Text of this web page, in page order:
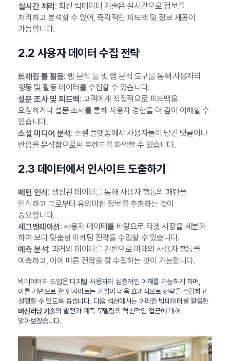
실시간 처리 : 최신 빅데이터 기술은 실시간으로 정보를
처리하고 분석할 수 있어, 즉각적인 피드백 및 정보 제공이
가능합니다.
2.2 사용자 데이터 수집 전략
트래킹 툴 활용: 웹 분석 툴 및 앱 분석 도구를 통해 사용자의
행동 및 활동 데이터를 수집할 수 있습니다.
설문 조사 및 피드백: 고객에게 직접적으로 피드백을
요청하거나 설문 조사를 통해 사용자 경험을 더 깊이 이해할 수
있습니다.
소셜 미디어 분석: 소셜 플랫폼에서 사용자들이 남긴 댓글이나
반응을 분석함으로써 트렌드를 파악할 수 있습니다.
2.3 데이터에서 인사이트 도출하기
패턴 인식: 생성된 데이터를 통해 사용자 행동의 패턴을
인식하고 그로부터 유의미한 정보를 추출하는 것이
중요합니다.
세그멘테이션: 사용자 데이터를 바탕으로 타겟 시장을 세분화
하여 보다 맞춤형 마케팅 전략을 수립할 수 있습니다.
예측 분석: 과거의 데이터를 기반으로 미래의 사용자 행동을
예측하고, 이에 따른 전략을 잘 수립하는 것이 가능합니다.
빅데이터의 도입은 디지털 사용자의 심층적인 이해를 가능하게 하며,
이를 기반으로 한 인사이트는 기업이 더욱 효과적으로 전략을 수립하고
실행할 수 있도록 돕습니다. 다음 섹션에서는 이러한 빅데이터를 활용한
머신러닝 기술의 발전과 예측 모델링의 혁신적인 접근에 대해
알아보겠습니다.